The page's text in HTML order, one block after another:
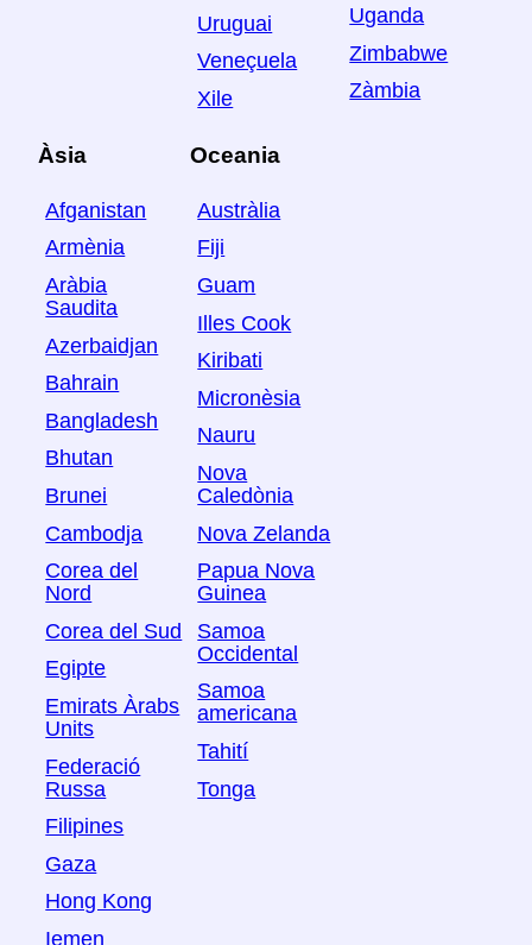
Uruguai
Veneçuela
Xile
Uganda
Zimbabwe
Zàmbia
Àsia
Afganistan
Armènia
Aràbia
Saudita
Azerbaidjan
Bahrain
Bangladesh
Bhutan
Brunei
Cambodja
Corea del
Nord
Corea del Sud
Egipte
Emirats Àrabs
Units
Federació
Russa
Filipines
Gaza
Hong Kong
Iemen
Oceania
Austràlia
Fiji
Guam
Illes Cook
Kiribati
Micronèsia
Nauru
Nova
Caledònia
Nova Zelanda
Papua Nova
Guinea
Samoa
Occidental
Samoa
americana
Tahití
Tonga